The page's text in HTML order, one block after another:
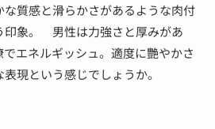
質感と滑らかさがあるような肉付
印象。 男性は力強さと厚みがあ
エネルギッシュ。適度に艷やかさ
現という感じでしょうか。